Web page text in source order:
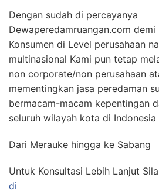
Dengan sudah di percayanya
Dewaperedamruangan.com
Konsumen di Level perusahaan
multinasional Kami pun tetap
non corporate/non perusahaan
mementingkan jasa peredaman
bermacam-macam kepentingan
seluruh wilayah kota di Indonesia
Dari Merauke hingga ke Sabang
Untuk Konsultasi Lebih Lanjut
di